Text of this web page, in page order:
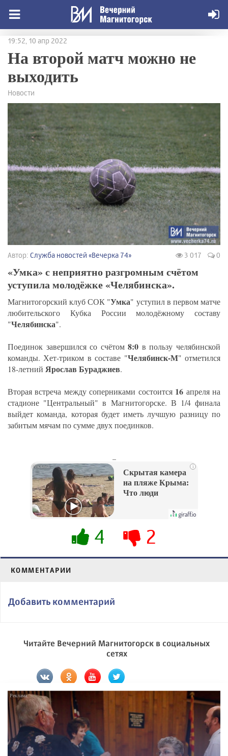
19:52, 10 апр 2022
На второй матч можно не
выходить
Новости
Автор: Служба новостей «Вечерка 74» 3 017 0
«Умка» с неприятно разгромным счётом
уступила молодёжке «Челябинска».
Магнитогорский клуб СОК "Умка" уступил в первом матче
любительского Кубка России молодёжному составу
"Челябинска".
Поединок завершился со счётом8:0 в пользу челябинской
команды. Хет-триком в составе "Челябинск-М" отметился
18-летний Ярослав Бураджиев.
Вторая встреча между соперниками состоится 16 апреля на
стадионе "Центральный" в Магнитогорске. В 1/4 финала
выйдет команда, которая будет иметь лучшую разницу по
забитым мячам по сумме двух поединков.
i
Скрытая камера
на пляже Крыма:
Что люди
их не видят...
4 2
КОММЕНТАРИИ
Добавить комментарий
Читайте Вечерний Магнитогорск в социальных
сетях